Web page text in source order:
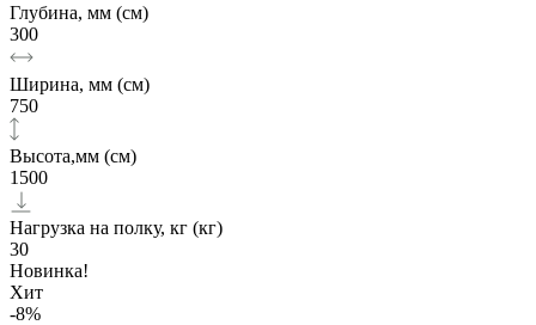
Глубина, мм (см)
300
Ширина, мм (см)
750
Высота,мм (см)
1500
Нагрузка на полку, кг (кг)
30
Новинка!
Хит
-8%